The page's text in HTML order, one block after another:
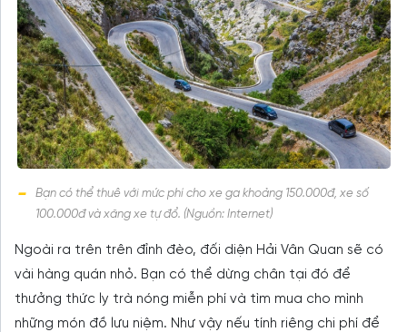
Bạn có thể thuê với mức phí cho xe ga khoảng 150.000đ, xe số
100.000đ và xăng xe tự đổ. (Nguồn: Internet)
Ngoài ra trên trên đỉnh đèo, đối diện Hải Vân Quan sẽ có
vài hàng quán nhỏ. Bạn có thể dừng chân tại đó để
thưởng thức ly trà nóng miễn phí và tìm mua cho mình
những món đồ lưu niệm. Như vậy nếu tính riêng chi phí để